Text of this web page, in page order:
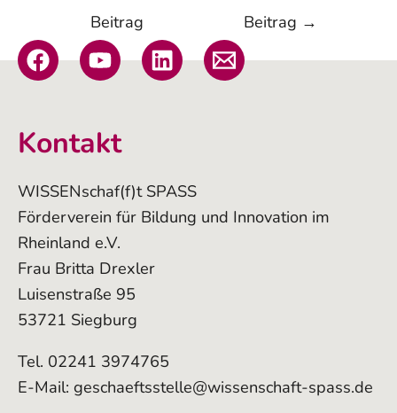
Beitrag
Beitrag →
Kontakt
WISSENschaf(f)t SPASS
Förderverein für Bildung und Innovation im
Rheinland e.V.
Frau Britta Drexler
Luisenstraße 95
53721 Siegburg
Tel. 02241 3974765
E-Mail: geschaeftsstelle@wissenschaft-spass.de